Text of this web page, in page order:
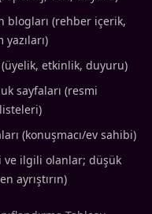
blogları (rehber içerik,
etkinlik, duyuru)
sayfaları (resmi
(konuşmacı/ev sahibi)
ve ilgili olanlar; düşük
ayrıştırın)